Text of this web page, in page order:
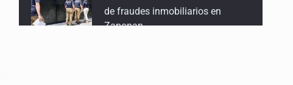
Zapopan